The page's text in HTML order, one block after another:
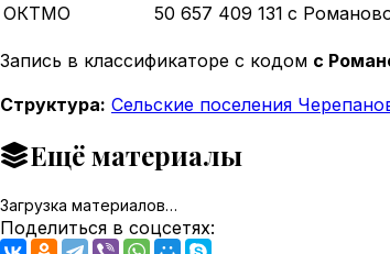
ОКТМО
50 657 409 131 с
Запись в классификаторе с кодом с
Структура: Сельские поселения
Ещё материалы
Загрузка материалов…
Поделиться в соцсетях: